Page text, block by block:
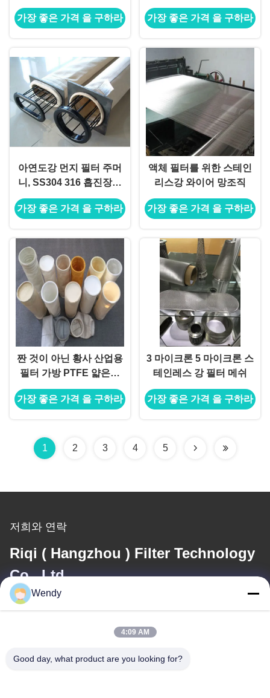
를 가둡니다
가장 좋은 가격 을 구하라
레스 스틸 철망 그물
가장 좋은 가격 을 구하라
아연도강 먼지 필터 주머
니, SS304 316 흡진장치
가방과 새장
가장 좋은 가격 을 구하라
액체 필터를 위한 스테인
리스강 와이어 망조직
가장 좋은 가격 을 구하라
짠 것이 아닌 황사 산업용
필터 가방 PTFE 얇은막
펄스/초 P84 Fms
가장 좋은 가격 을 구하라
3 마이크론 5 마이크론 스
테인레스 강 필터 메쉬
가장 좋은 가격 을 구하라
1 2 3 4 5
저희와 연락
Riqi ( Hangzhou ) Filter Technology
Co., Ltd.
이메일
wendy@hzriqi.com
Wendy
4:09 AM
Good day, what product are you looking for?